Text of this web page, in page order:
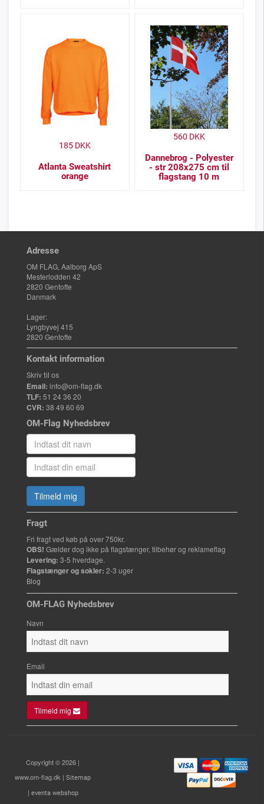
Atlanta Sweatshirt
orange
185DKK
Dannebrog - Polyester
- str 208x275 cm til
flagstang 10 m
560 DKK
Adresse
OM FLAG, Aalborg ApS
Mesterlodden 42
2820 Gentofte
Danmark
Lager:
Lyngbyvej 415
2820 Gentofte
Kontakt information
Skriv til os
Email: info@om-flag.dk
TLF: 51 24 36 20
CVR: 38 49 60 69
OM-Flag Nyhedsbrev
Tilmeld mig
Fragt
Fri fragt ved køb på over 750kr.
OBS! Gælder dog ikke på flagstænger, tilbehør og reklameflag
Levering: 3-5 hverdage.
Flagstænger og sokler: 2-3 uger
Blog
OM-FLAG Nyhedsbrev
Navn
Email
Tilmeld mig
Copyright © 2026 |
www.om-flag.dk |Sitemap
| eventa webshop